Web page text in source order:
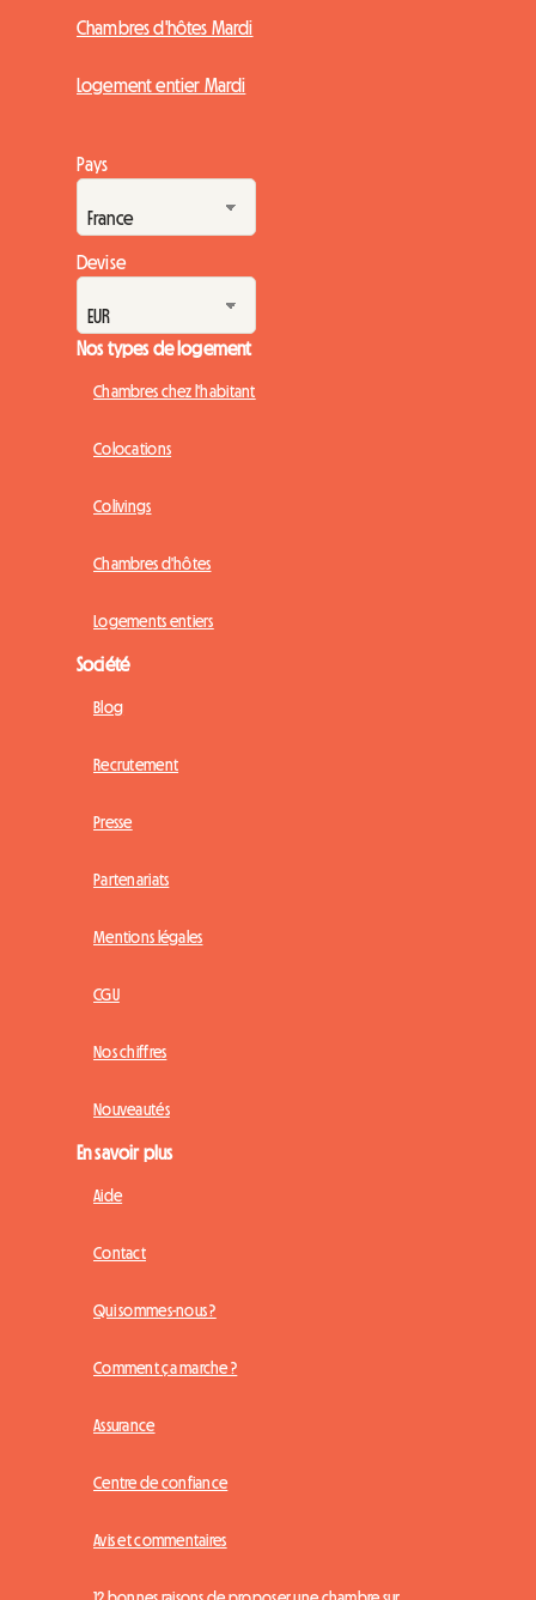
Chambres d'hôtes Mardi
Logement entier Mardi
Pays
Devise
Nos types de logement
Chambres chez l'habitant
Colocations
Colivings
Chambres d'hôtes
Logements entiers
Société
Blog
Recrutement
Presse
Partenariats
Mentions légales
CGU
Nos chiffres
Nouveautés
En savoir plus
Aide
Contact
Qui sommes-nous ?
Comment ça marche ?
Assurance
Centre de confiance
Avis et commentaires